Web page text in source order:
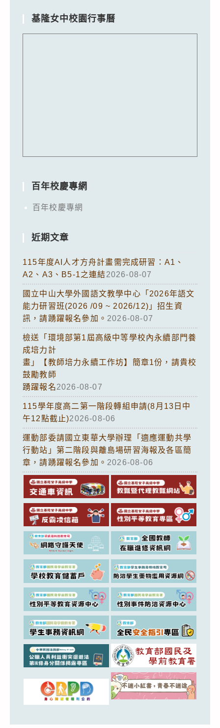
基隆女中校園行事曆
百年校慶專網
百年校慶專網
近期文章
115年度AI人才方舟計畫需完成研習：A1、
A2、A3、B5-1之連結2026-08-07
國立中山大學外國語文教學中心「2026年語文
能力研習班(2026 /09 ~ 2026/12)」招生資
訊，請踴躍報名參加。 2026-08-07
檢送「環境部第1屆高級中等學校內永續部門養
成培力計
畫」【教師培力永續工作坊】簡章1份，請貴校
鼓勵教師
踴躍報名2026-08-07
115學年度高二第一階段轉組申請(8月13日中
午12點截止)2026-08-06
運動部委請國立東華大學辦理「適應運動共學
行動站」第二階段與離島場研習海報及各區簡
章，請踴躍報名參加。 2026-08-06